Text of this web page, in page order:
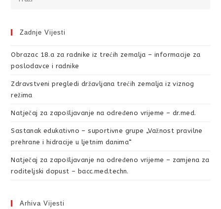
Zadnje Vijesti
Obrazac 18.a za radnike iz trećih zemalja – informacije za
poslodavce i radnike
Zdravstveni pregledi državljana trećih zemalja iz viznog
režima
Natječaj za zapošljavanje na određeno vrijeme – dr.med.
Sastanak edukativno – suportivne grupe „Važnost pravilne
prehrane i hidracije u ljetnim danima“
Natječaj za zapošljavanje na određeno vrijeme – zamjena za
roditeljski dopust – bacc.med.techn.
Arhiva Vijesti